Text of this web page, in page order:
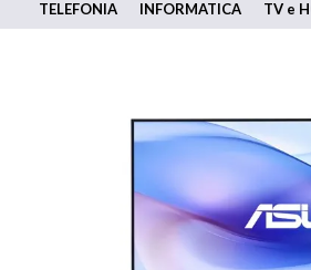
TELEFONIA INFORMATICA TV e